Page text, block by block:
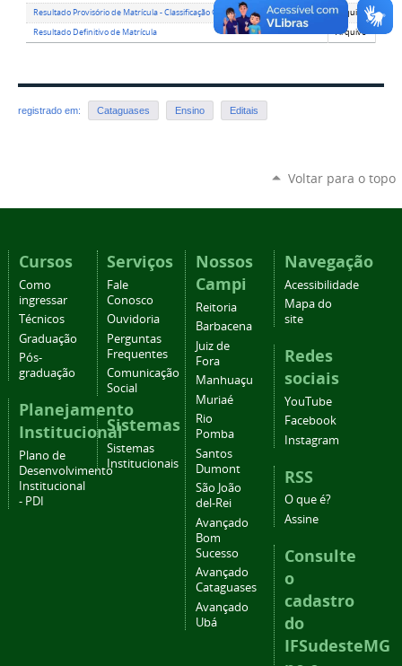
Resultado Provisório de Matrícula - Classificação Geral
Arquivo
Resultado Definitivo de Matrícula
Arquivo
registrado em: Cataguases Ensino Editais
Voltar para o topo
Cursos
Como
ingressar
Técnicos
Graduação
Pós-
graduação
Planejamento
Institucional
Plano de
Desenvolvimento
Institucional
- PDI
Serviços
Fale
Conosco
Ouvidoria
Perguntas
Frequentes
Comunicação
Social
Sistemas
Sistemas
Institucionais
Nossos
Campi
Reitoria
Barbacena
Juiz de
Fora
Manhuaçu
Muriaé
Rio
Pomba
Santos
Dumont
São João
del-Rei
Avançado
Bom
Sucesso
Avançado
Cataguases
Avançado
Ubá
Navegação
Acessibilidade
Mapa do
site
Redes
sociais
YouTube
Facebook
Instagram
RSS
O que é?
Assine
Consulte
o
cadastro
do
IFSudesteMG